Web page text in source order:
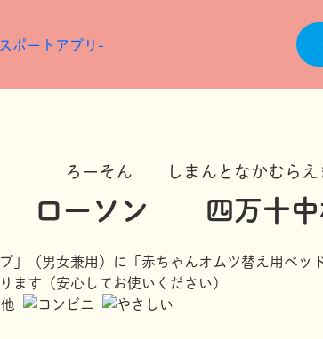
ろーそん しまんとなかむらえ
ローソン 四万十中
」（男女兼用）に「赤ちゃんオムツ替え用ベッド
ます（安心してお使いください）